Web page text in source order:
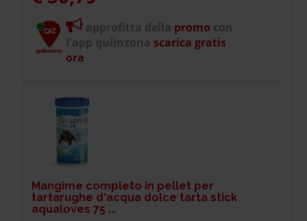
approfitta della promo con
l'app quiinzona scarica gratis
ora
Mangime completo in pellet per
tartarughe d'acqua dolce tarta stick
aqualoves 75 ...